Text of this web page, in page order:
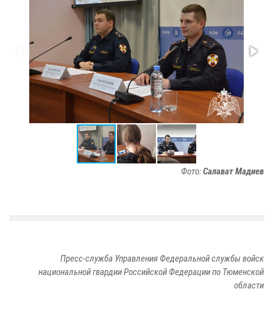
Фото:Салават Мадиев
Пресс-служба Управления Федеральной службы войск
национальной гвардии Российской Федерации по Тюменской
области